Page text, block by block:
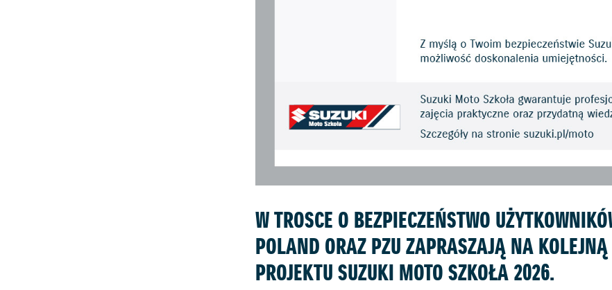
W TROSCE O BEZPIECZEŃSTWO
POLAND ORAZ PZU ZAPRASZAJĄ NA
PROJEKTU SUZUKI MOTO SZKOŁA 2026.